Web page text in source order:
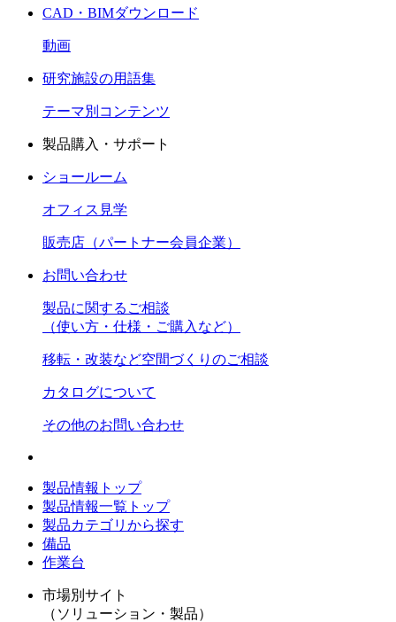
CAD・BIMダウンロード
動画
研究施設の用語集
テーマ別コンテンツ
製品購入・サポート
ショールーム
オフィス見学
販売店（パートナー会員企業）
お問い合わせ
製品に関するご相談
（使い方・仕様・ご購入など）
移転・改装など空間づくりのご相談
カタログについて
その他のお問い合わせ
製品情報トップ
製品情報一覧トップ
製品カテゴリから探す
備品
作業台
市場別サイト
（ソリューション・製品）